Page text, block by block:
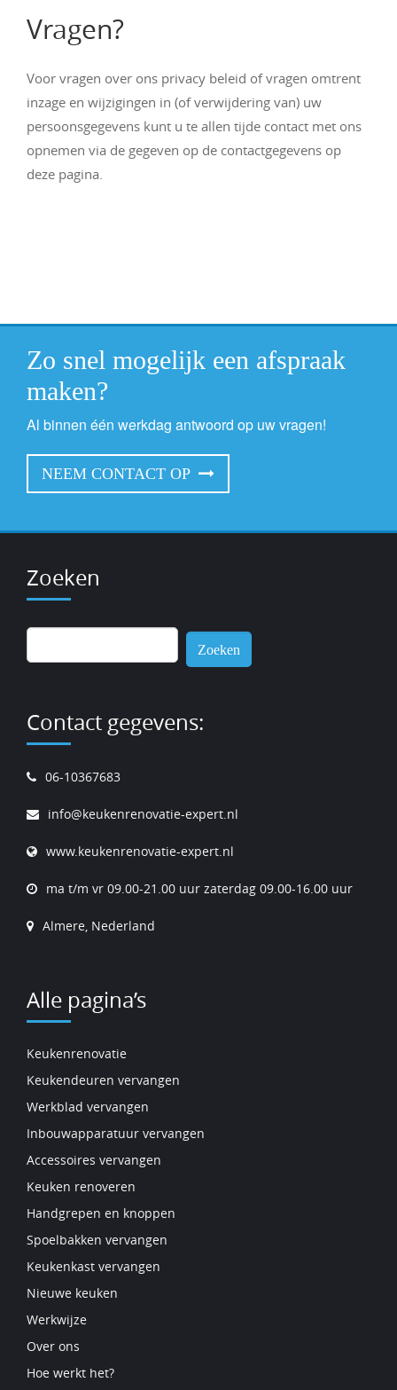
Vragen?
Voor vragen over ons privacy beleid of vragen omtrent
inzage en wijzigingen in (of verwijdering van) uw
persoonsgegevens kunt u te allen tijde contact met ons
opnemen via de gegeven op de contactgegevens op
deze pagina.
Zo snel mogelijk een afspraak
maken?
Al binnen één werkdag antwoord op uw vragen!
NEEM CONTACT OP
Zoeken
Zoeken
naar:
Contact gegevens:
06-10367683
info@keukenrenovatie-expert.nl
www.keukenrenovatie-expert.nl
ma t/m vr 09.00-21.00 uur zaterdag 09.00-16.00 uur
Almere, Nederland
Alle pagina’s
Keukenrenovatie
Keukendeuren vervangen
Werkblad vervangen
Inbouwapparatuur vervangen
Accessoires vervangen
Keuken renoveren
Handgrepen en knoppen
Spoelbakken vervangen
Keukenkast vervangen
Nieuwe keuken
Werkwijze
Over ons
Hoe werkt het?